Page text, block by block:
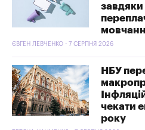
завдяки
ЄВГЕН ЛЕВЧЕНКО - 7 СЕРПНЯ 2026
НБУ
чекати
року